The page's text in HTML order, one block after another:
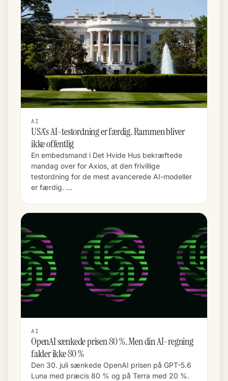
AI
USA's AI-testordning er færdig. Rammen bliver
ikke offentlig
En embedsmand i Det Hvide Hus bekræftede
mandag over for Axios, at den frivillige
testordning for de mest avancerede AI-modeller
er færdig. …
AI
OpenAI sænkede prisen 80 %. Men din AI-regning
falder ikke 80 %
Den 30. juli sænkede OpenAI prisen på GPT-5.6
Luna med præcis 80 % og på Terra med 20 %.